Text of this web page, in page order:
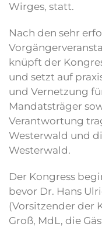
Wirges, statt.
Nach den sehr
knüpft der
und setzt auf
und Vernetzung
Mandatsträger
Verantwortung
Westerwald und
Westerwald.
Der Kongress
bevor Dr. Hans
(Vorsitzender der
Groß, MdL, die